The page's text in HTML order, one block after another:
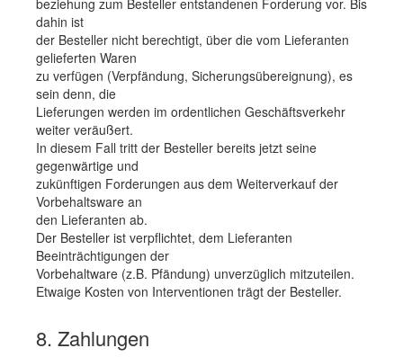
beziehung zum Besteller entstandenen Forderung vor. Bis
dahin ist
der Besteller nicht berechtigt, über die vom Lieferanten
gelieferten Waren
zu verfügen (Verpfändung, Sicherungsübereignung), es
sein denn, die
Lieferungen werden im ordentlichen Geschäftsverkehr
weiter veräußert.
In diesem Fall tritt der Besteller bereits jetzt seine
gegenwärtige und
zukünftigen Forderungen aus dem Weiterverkauf der
Vorbehaltsware an
den Lieferanten ab.
Der Besteller ist verpflichtet, dem Lieferanten
Beeinträchtigungen der
Vorbehaltware (z.B. Pfändung) unverzüglich mitzuteilen.
Etwaige Kosten von Interventionen trägt der Besteller.
8. Zahlungen